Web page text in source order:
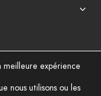
meilleure expérience
nous utilisons ou les